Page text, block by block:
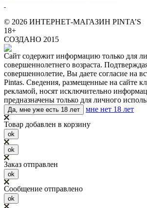
© 2026 ИНТЕРНЕТ-МАГАЗИН PINTA’S
18+
СОЗДАНО 2015
Сайт содержит информацию только для
совершеннолетнего возраста.
совершеннолетие, Вы даете согласие на
Pintas. Сведения, размещенные на сайте
рекламой, носят исключительно
предназначены только для личного
Да, мне уже есть 18 лет
мне нет 18 лет
Товар добавлен в корзину
ok
ok
Заказ отправлен
ok
Сообщение отправлено
ok